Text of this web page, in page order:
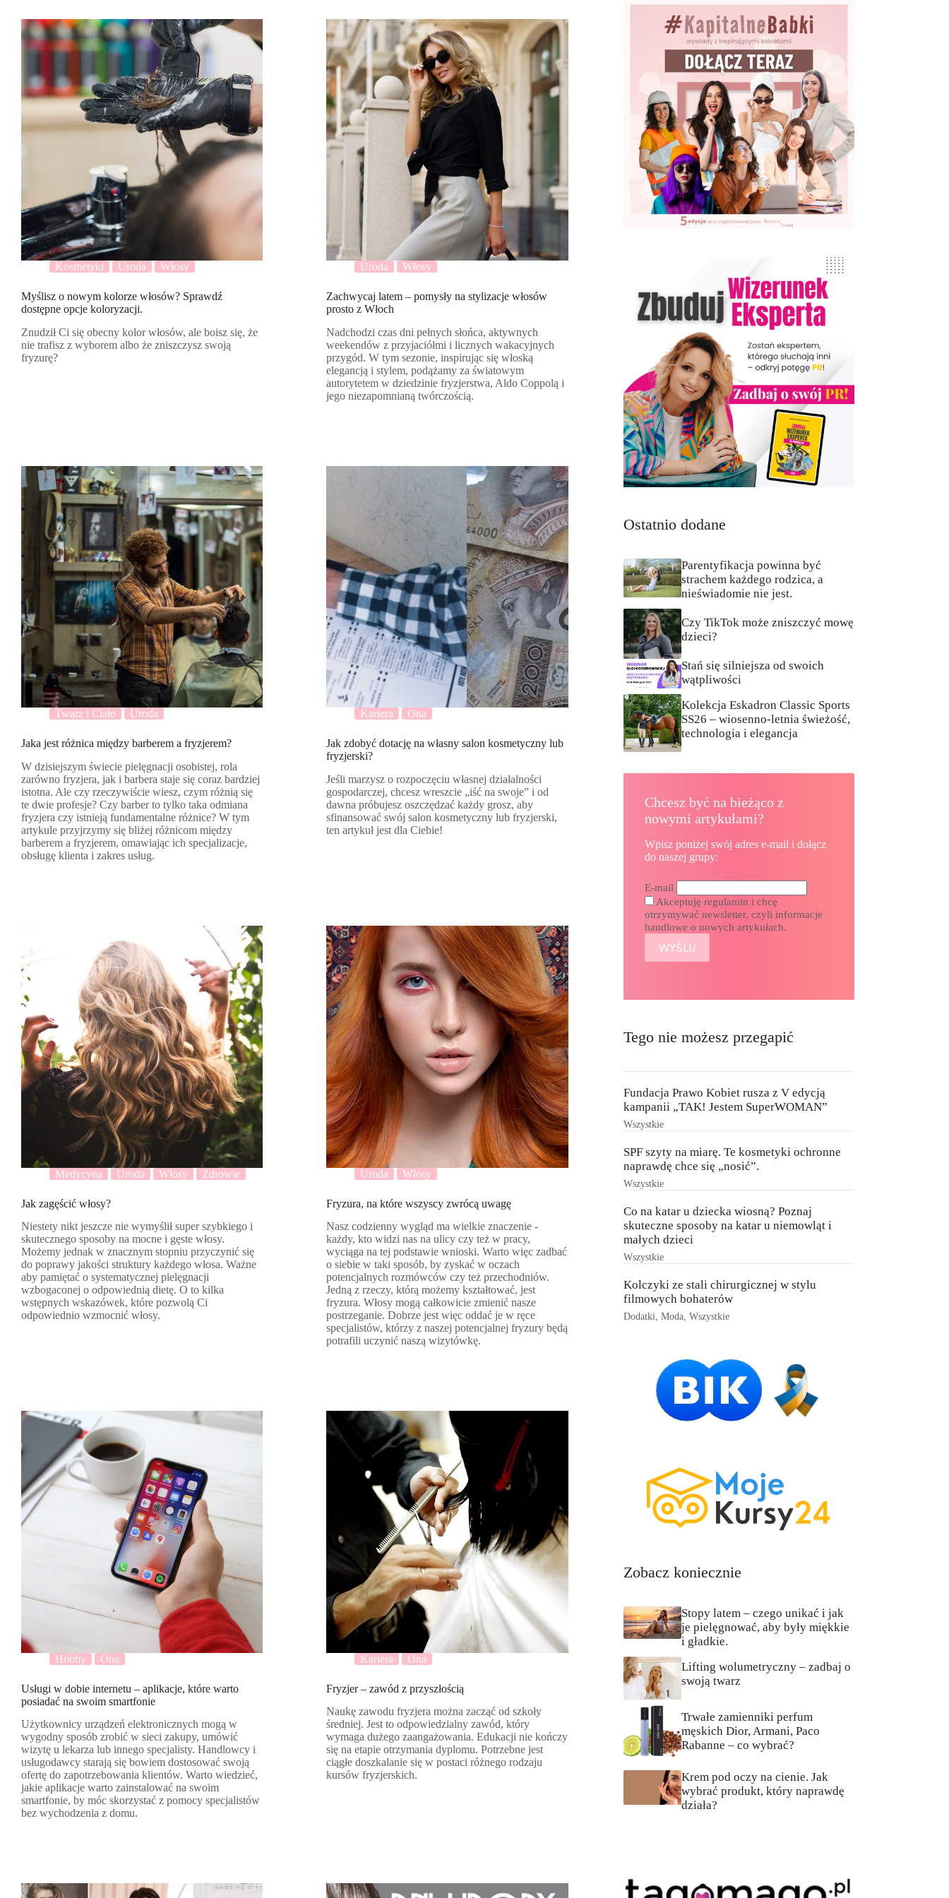
Kosmetyki Uroda Włosy
Myślisz o nowym kolorze włosów? Sprawdź
dostępne opcje koloryzacji.
Znudził Ci się obecny kolor włosów, ale boisz się, że
nie trafisz z wyborem albo że zniszczysz swoją
fryzurę?
Uroda Włosy
Zachwycaj latem – pomysły na stylizacje włosów
prosto z Włoch
Nadchodzi czas dni pełnych słońca, aktywnych
weekendów z przyjaciółmi i licznych wakacyjnych
przygód. W tym sezonie, inspirując się włoską
elegancją i stylem, podążamy za światowym
autorytetem w dziedzinie fryzjerstwa, Aldo Coppolą i
jego niezapomnianą twórczością.
Twarz i Ciało Uroda
Jaka jest różnica między barberem a fryzjerem?
W dzisiejszym świecie pielęgnacji osobistej, rola
zarówno fryzjera, jak i barbera staje się coraz bardziej
istotna. Ale czy rzeczywiście wiesz, czym różnią się
te dwie profesje? Czy barber to tylko taka odmiana
fryzjera czy istnieją fundamentalne różnice? W tym
artykule przyjrzymy się bliżej różnicom między
barberem a fryzjerem, omawiając ich specjalizacje,
obsługę klienta i zakres usług.
Kariera Ona
Jak zdobyć dotację na własny salon kosmetyczny lub
fryzjerski?
Jeśli marzysz o rozpoczęciu własnej działalności
gospodarczej, chcesz wreszcie „iść na swoje” i od
dawna próbujesz oszczędzać każdy grosz, aby
sfinansować swój salon kosmetyczny lub fryzjerski,
ten artykuł jest dla Ciebie!
Medycyna Uroda Włosy Zdrowie
Jak zagęścić włosy?
Niestety nikt jeszcze nie wymyślił super szybkiego i
skutecznego sposoby na mocne i gęste włosy.
Możemy jednak w znacznym stopniu przyczynić się
do poprawy jakości struktury każdego włosa. Ważne
aby pamiętać o systematycznej pielęgnacji
wzbogaconej o odpowiednią dietę. O to kilka
wstępnych wskazówek, które pozwolą Ci
odpowiednio wzmocnić włosy.
Uroda Włosy
Fryzura, na które wszyscy zwrócą uwagę
Nasz codzienny wygląd ma wielkie znaczenie -
każdy, kto widzi nas na ulicy czy też w pracy,
wyciąga na tej podstawie wnioski. Warto więc zadbać
o siebie w taki sposób, by zyskać w oczach
potencjalnych rozmówców czy też przechodniów.
Jedną z rzeczy, którą możemy kształtować, jest
fryzura. Włosy mogą całkowicie zmienić nasze
postrzeganie. Dobrze jest więc oddać je w ręce
specjalistów, którzy z naszej potencjalnej fryzury będą
potrafili uczynić naszą wizytówkę.
Hobby Ona
Usługi w dobie internetu – aplikacje, które warto
posiadać na swoim smartfonie
Użytkownicy urządzeń elektronicznych mogą w
wygodny sposób zrobić w sieci zakupy, umówić
wizytę u lekarza lub innego specjalisty. Handlowcy i
usługodawcy starają się bowiem dostosować swoją
ofertę do zapotrzebowania klientów. Warto wiedzieć,
jakie aplikacje warto zainstalować na swoim
smartfonie, by móc skorzystać z pomocy specjalistów
bez wychodzenia z domu.
Kariera Ona
Fryzjer – zawód z przyszłością
Naukę zawodu fryzjera można zacząć od szkoły
średniej. Jest to odpowiedzialny zawód, który
wymaga dużego zaangażowania. Edukacji nie kończy
się na etapie otrzymania dyplomu. Potrzebne jest
ciągłe doszkalanie się w postaci różnego rodzaju
kursów fryzjerskich.
Ostatnio dodane
Parentyfikacja powinna być
strachem każdego rodzica, a
nieświadomie nie jest.
Czy TikTok może zniszczyć mowę
dzieci?
Stań się silniejsza od swoich
wątpliwości
Kolekcja Eskadron Classic Sports
SS26 – wiosenno-letnia świeżość,
technologia i elegancja
Chcesz być na bieżąco z
nowymi artykułami?
Wpisz poniżej swój adres e-mail i dołącz
do naszej grupy:
E-mail
Akceptuję regulamin i chcę
otrzymywać newsletter, czyli informacje
handlowe o nowych artykułach.
Tego nie możesz przegapić
Fundacja Prawo Kobiet rusza z V edycją
kampanii „TAK! Jestem SuperWOMAN”
Wszystkie
SPF szyty na miarę. Te kosmetyki ochronne
naprawdę chce się „nosić”.
Wszystkie
Co na katar u dziecka wiosną? Poznaj
skuteczne sposoby na katar u niemowląt i
małych dzieci
Wszystkie
Kolczyki ze stali chirurgicznej w stylu
filmowych bohaterów
Dodatki,Moda,Wszystkie
Zobacz koniecznie
Stopy latem – czego unikać i jak
je pielęgnować, aby były miękkie
i gładkie.
Lifting wolumetryczny – zadbaj o
swoją twarz
Trwałe zamienniki perfum
męskich Dior, Armani, Paco
Rabanne – co wybrać?
Krem pod oczy na cienie. Jak
wybrać produkt, który naprawdę
działa?